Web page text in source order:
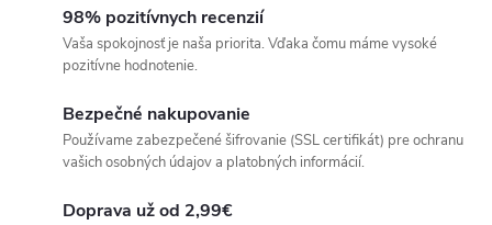
98% pozitívnych recenzií
Vaša spokojnosť je naša priorita. Vďaka čomu máme vysoké
pozitívne hodnotenie.
Bezpečné nakupovanie
Používame zabezpečené šifrovanie (SSL certifikát) pre ochranu
vašich osobných údajov a platobných informácií.
Doprava už od 2,99€